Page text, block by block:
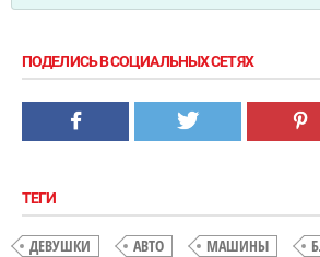
ПОДЕЛИСЬ В СОЦИАЛЬНЫХ СЕТЯХ
ТЕГИ
ДЕВУШКИ АВТО МАШИНЫ